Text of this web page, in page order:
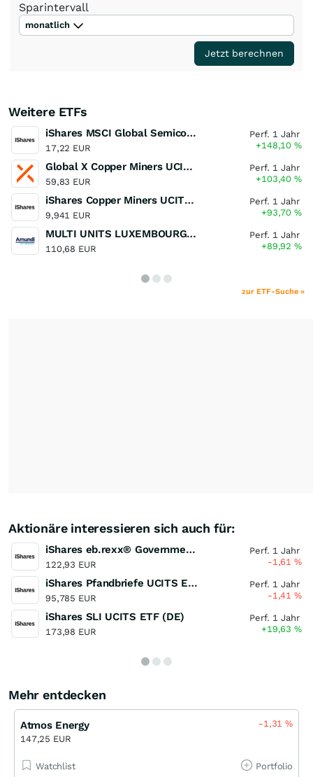
Sparintervall
monatlich
Jetzt berechnen
Weitere ETFs
iShares MSCI Global Semiconductors UCITS ETF USD (Acc)
17,22 EUR
Perf. 1 Jahr
+148,10%
Global X Copper Miners UCITS ETF USD Acc
59,83 EUR
Perf. 1 Jahr
+103,40%
iShares Copper Miners UCITS ETF
9,941 EUR
Perf. 1 Jahr
+93,70%
MULTI UNITS LUXEMBOURG - Lyxor MSCI Semiconductors ESG Filtered
110,68 EUR
Perf. 1 Jahr
+89,92%
zur ETF-Suche »
Aktionäre interessieren sich auch für:
iShares eb.rexx® Government Germany UCITS ETF (DE)
122,93 EUR
Perf. 1 Jahr
-1,61%
iShares Pfandbriefe UCITS ETF (DE)
95,785 EUR
Perf. 1 Jahr
-1,41%
iShares SLI UCITS ETF (DE)
173,98 EUR
Perf. 1 Jahr
+19,63%
Mehr entdecken
Atmos Energy
147,25 EUR
-1,31%
Watchlist Portfolio